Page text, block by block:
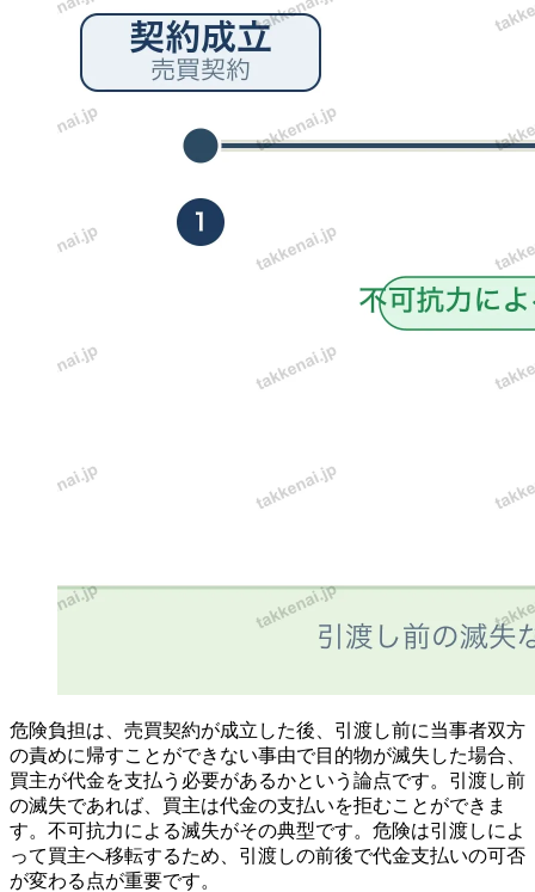
危険負担は、売買契約が成立した後、引渡し前に当事者双方
の責めに帰すことができない事由で目的物が滅失した場合、
買主が代金を支払う必要があるかという論点です。引渡し前
の滅失であれば、買主は代金の支払いを拒むことができま
す。不可抗力による滅失がその典型です。危険は引渡しによ
って買主へ移転するため、引渡しの前後で代金支払いの可否
が変わる点が重要です。